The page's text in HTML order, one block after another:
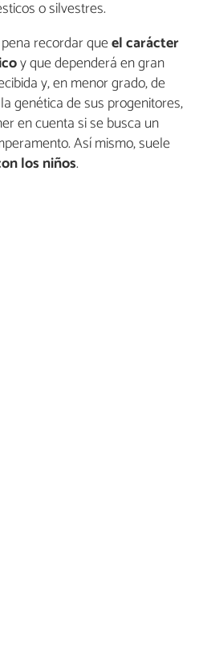
o silvestres.
recordar queel carácter
y que dependerá en gran
y, en menor grado, de
genética de sus progenitores,
en cuenta si se busca un
Así mismo, suele
los niños.